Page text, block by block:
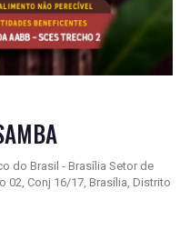
do Brasil - Brasília Setor de
02, Conj 16/17, Brasília, Distrito